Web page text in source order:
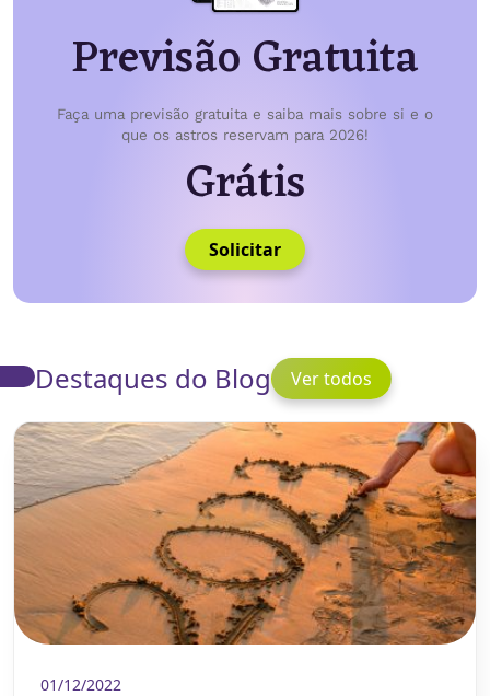
Previsão Gratuita
Faça uma previsão gratuita e saiba mais sobre si e o
que os astros reservam para 2026!
Grátis
Solicitar
Destaques do Blog Ver todos
01/12/2022